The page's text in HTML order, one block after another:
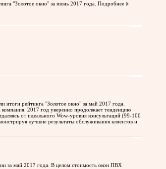
"Золотое окно" за июнь 2017 года. Подробнее
рейтинга "Золотое окно" за май 2017 года.
компания. 2017 год уверенно продолжает тенденцию
от идеального Wow-уровня консультаций (99-100
лучшие результаты обслуживания клиентов и
за май 2017 года. В целом стоимость окон ПВХ